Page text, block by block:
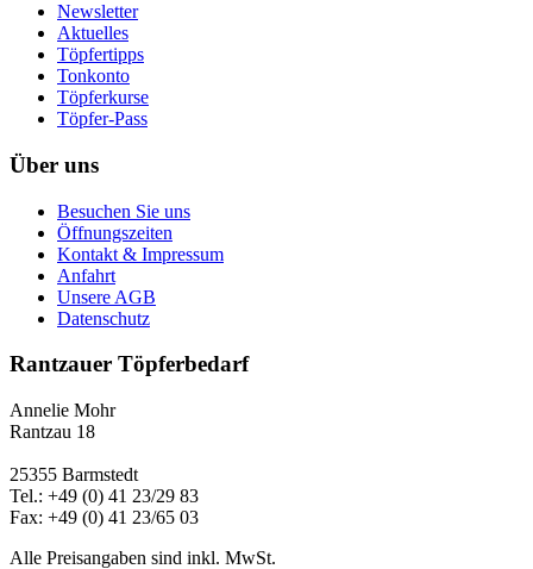
Newsletter
Aktuelles
Töpfertipps
Tonkonto
Töpferkurse
Töpfer-Pass
Über uns
Besuchen Sie uns
Öffnungszeiten
Kontakt & Impressum
Anfahrt
Unsere AGB
Datenschutz
Rantzauer Töpferbedarf
Annelie Mohr
Rantzau 18
25355 Barmstedt
Tel.: +49 (0) 41 23/29 83
Fax: +49 (0) 41 23/65 03
Alle Preisangaben sind inkl. MwSt.